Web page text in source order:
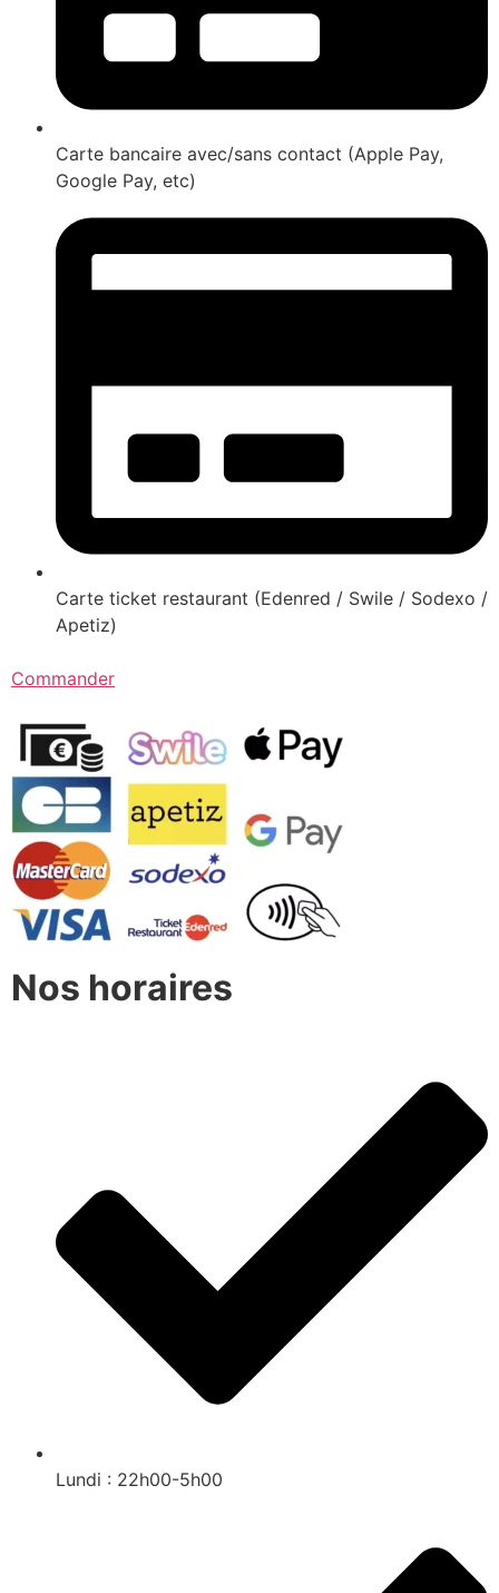
Carte bancaire avec/sans contact (Apple Pay,
Google Pay, etc)
Carte ticket restaurant (Edenred / Swile / Sodexo /
Apetiz)
Commander
Nos horaires
Lundi : 22h00-5h00